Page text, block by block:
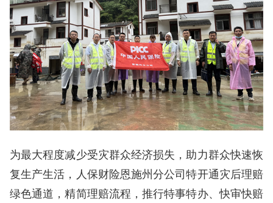
为最大程度减少受灾群众经济损失，助力群众快速恢
复生产生活，人保财险恩施州分公司特开通灾后理赔
绿色通道，精简理赔流程，推行特事特办、快审快赔